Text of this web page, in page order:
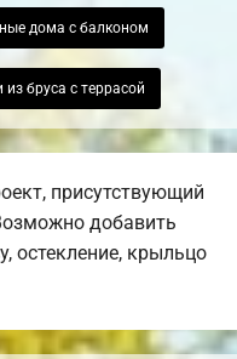
дома с балконом
из бруса с террасой
присутствующий
добавить
остекление, крыльцо